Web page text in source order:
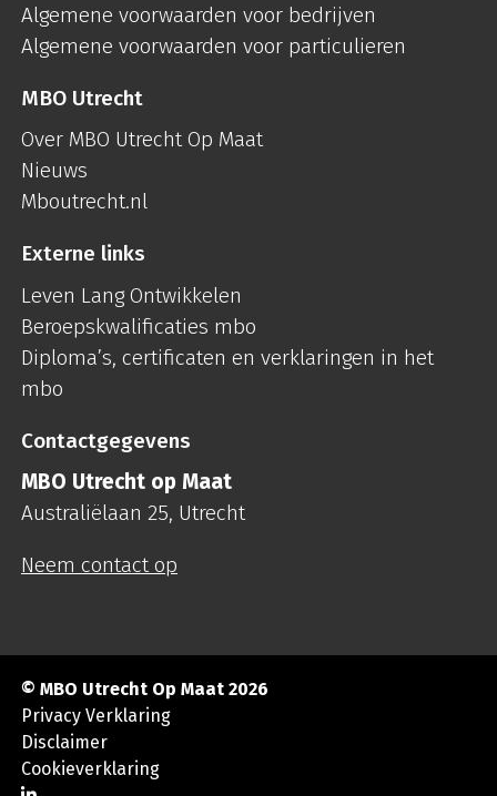
Algemene voorwaarden voor bedrijven
Algemene voorwaarden voor particulieren
MBO Utrecht
Over MBO Utrecht Op Maat
Nieuws
Mboutrecht.nl
Externe links
Leven Lang Ontwikkelen
Beroepskwalificaties mbo
Diploma’s, certificaten en verklaringen in het
mbo
Contactgegevens
MBO Utrecht op Maat
Australiëlaan 25, Utrecht
Neem contact op
© MBO Utrecht Op Maat 2026
Privacy Verklaring
Disclaimer
Cookieverklaring